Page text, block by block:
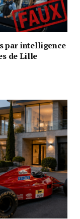
par intelligence
de Lille